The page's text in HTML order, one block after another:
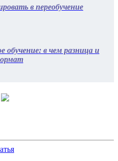
в переобучение
обучение: в чем разница и